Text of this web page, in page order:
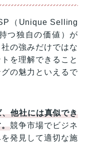
（Unique Selling
つ独自の価値）が
の強みだけではな
を理解できること
の魅力といえるで
他社には真似でき
。競争市場でビジネ
発見して適切な施